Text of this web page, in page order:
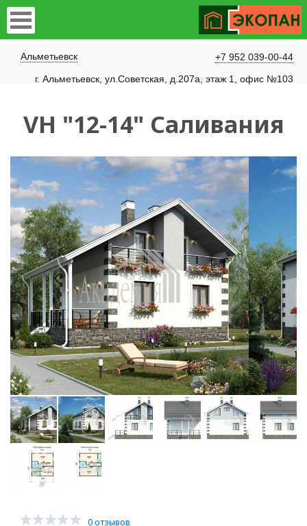
Альметьевск
+7 952 039-00-44
г. Альметьевск, ул.Советская, д.207а, этаж 1, офис №103
VH "12-14" Саливания
0 отзывов